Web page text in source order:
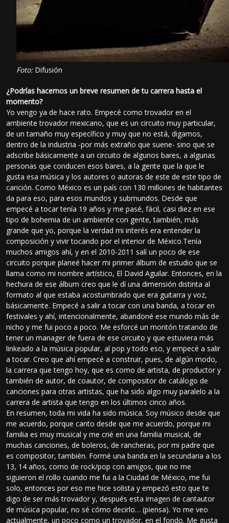
Foto:Difusión
¿Podrías hacernos un breve resumen de tu carrera hasta el
momento?
Yo vengo ya de hace rato. Empecé como trovador en el
ambiente trovador mexicano, que es un circuito muy particular,
de un tamaño muy específico y muy que no está, digamos,
dentro de la industria -por más extraño que suene- sino que se
adscribe básicamente a un circuito de algunos bares, a algunas
personas que conducen esos bares, a la gente que la que le
gusta esa música y los autores o autoras de este de este tipo de
canción. Como México es un país con 130 millones de habitantes
da para eso, para esos mundos y submundos. Desde que
empecé a tocar tenía 19 años y me pasé, fácil, casi diez en ese
tipo de bohemia de un ambiente con gente, también, más
grande que yo, porque la verdad mi interés era entender la
composición y vivir tocando por el interior de México.Tenía
muchos amigos ahí, y en el 2010-2011 salí un poco de ese
circuito porque planeé hacer mi primer álbum de estudio que se
llama como mi nombre artístico, El David Aguilar. Entonces, en la
hechura de ese álbum creo que le dí una dimensión distinta al
formato al que estaba acostumbrado que era guitarra y voz,
básicamente. Empecé a salir a tocar con una banda, a tocar en
festivales y ahí, intencionalmente, abandoné ese mundo más de
nicho y me fui poco a poco. Me esforcé un montón tratando de
tener un manager de fuera de ese circuito y que estuviera más
linkeado a la música popular, al pop y todo eso, y empecé a salir
a tocar. Creo que ahí empecé a construir, pues, de algún modo,
la carrera que tengo hoy, que es como de artista, de productor y
también de autor, de coautor, de compositor de catálogo de
canciones para otras artistas, que ha sido algo muy paralelo a la
carrera de artista que tengo en los últimos cinco años.
En resumen, toda mi vida ha sido música. Soy músico desde que
me acuerdo, porque canto desde que me acuerdo, porque mi
familia es muy musical y me crié en una familia musical, de
muchas canciones, de boleros, de rancheras, por mi padre que
es compositor, también. Formé una banda en la secundaria a los
13, 14 años, como de rock/pop con amigos, que no me
siguieron el rollo cuando me fui a la Ciudad de México, me fui
solo, entonces por eso me hice solista y empezó esto que te
digo de ser más trovador y, después esta imagen de cantautor
de música popular, no sé cómo decirlo… (piensa). Yo me veo
actualmente, un poco como un trovador, en el fondo. Me gusta